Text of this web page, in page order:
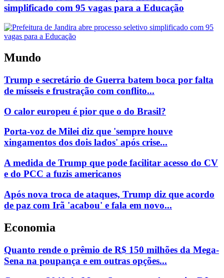
simplificado com 95 vagas para a Educação
Mundo
Trump e secretário de Guerra batem boca por falta
de mísseis e frustração com conflito...
O calor europeu é pior que o do Brasil?
Porta-voz de Milei diz que 'sempre houve
xingamentos dos dois lados' após crise...
A medida de Trump que pode facilitar acesso do CV
e do PCC a fuzis americanos
Após nova troca de ataques, Trump diz que acordo
de paz com Irã 'acabou' e fala em novo...
Economia
Quanto rende o prêmio de R$ 150 milhões da Mega-
Sena na poupança e em outras opções...